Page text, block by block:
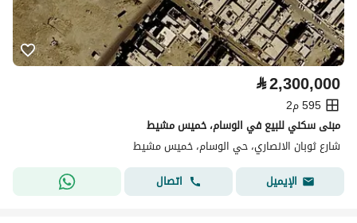
⃁2,300,000
595 م2
مبنى سكني للبيع في الوسام، خميس مشيط
شارع ثوبان الانصاري، حي الوسام، خميس مشيط
الإيميل
اتصال